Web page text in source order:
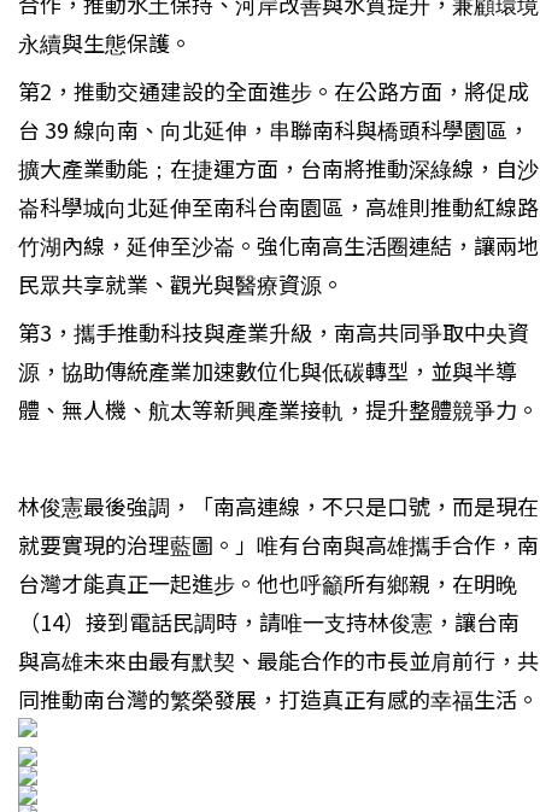
永續與生態保護。
第2，推動交通建設的全面進步。在公路方面，將促成
台 39 線向南、向北延伸，串聯南科與橋頭科學園區，
擴大產業動能；在捷運方面，台南將推動深綠線，自沙
崙科學城向北延伸至南科台南園區，高雄則推動紅線路
竹湖內線，延伸至沙崙。強化南高生活圈連結，讓兩地
民眾共享就業、觀光與醫療資源。
第3，攜手推動科技與產業升級，南高共同爭取中央資
源，協助傳統產業加速數位化與低碳轉型，並與半導
體、無人機、航太等新興產業接軌，提升整體競爭力。
林俊憲最後強調，「南高連線，不只是口號，而是現在
就要實現的治理藍圖。」唯有台南與高雄攜手合作，南
台灣才能真正一起進步。他也呼籲所有鄉親，在明晚
（14）接到電話民調時，請唯一支持林俊憲，讓台南
與高雄未來由最有默契、最能合作的市長並肩前行，共
同推動南台灣的繁榮發展，打造真正有感的幸福生活。